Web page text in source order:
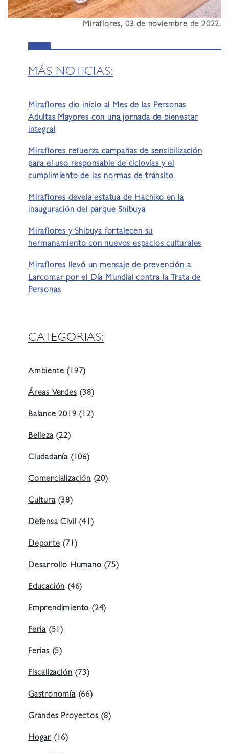
Miraflores, 03 de noviembre de 2022.
MÁS NOTICIAS:
Miraflores dio inicio al Mes de las Personas
Adultas Mayores con una jornada de bienestar
integral
Miraflores refuerza campañas de sensibilización
para el uso responsable de ciclovías y el
cumplimiento de las normas de tránsito
Miraflores devela estatua de Hachiko en la
inauguración del parque Shibuya
Miraflores y Shibuya fortalecen su
hermanamiento con nuevos espacios culturales
Miraflores llevó un mensaje de prevención a
Larcomar por el Día Mundial contra la Trata de
Personas
CATEGORIAS:
Ambiente(197)
Áreas Verdes(38)
Balance 2019(12)
Belleza(22)
Ciudadanía (106)
Comercialización(20)
Cultura(38)
Defensa Civil(41)
Deporte(71)
Desarrollo Humano(75)
Educación(46)
Emprendimiento(24)
Feria (51)
Ferias(5)
Fiscalización(73)
Gastronomía(66)
Grandes Proyectos(8)
Hogar (16)